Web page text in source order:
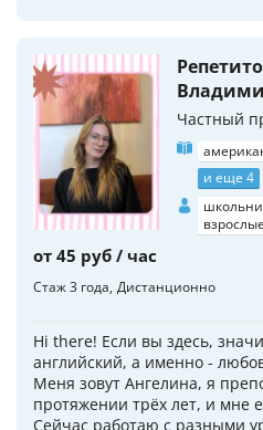
Частный
и еще 4
взрослые
от 45 руб / час
Стаж 3 года Дистанционно
Hi there! Если вы здесь,
английский, а именно -
Меня зовут Ангелина, я
протяжении трёх лет, и мне
Сейчас работаю с разными